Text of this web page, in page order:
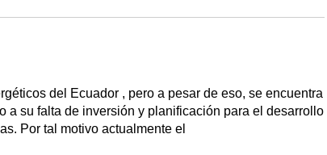
del Ecuador , pero a pesar de eso, se encuentra
a su falta de inversión y planificación para el desarrollo
Por tal motivo actualmente el